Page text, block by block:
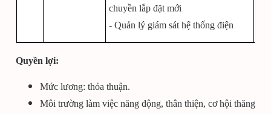
chuyền lắp đặt mới
- Quản lý giám sát hệ thống điện
Quyền lợi:
Mức lương: thỏa thuận.
Môi trường làm việc năng động, thân thiện, cơ hội thăng